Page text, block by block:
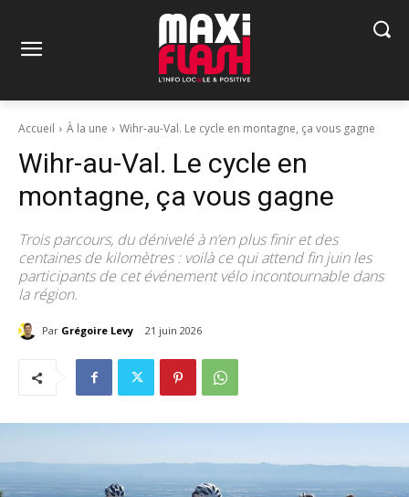
Accueil À la une Wihr-au-Val. Le cycle en montagne, ça vous gagne
Wihr-au-Val. Le cycle en
montagne, ça vous gagne
Trois parcours, du dénivelé à n’en plus finir et des
centaines de kilomètres : voilà ce qui attend fin juin les
participants de cet événement vélo incontournable dans
la région.
Par Grégoire Levy 21 juin 2026